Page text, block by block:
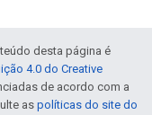
desta página é
4.0 do Creative
de acordo com a
aspolíticas do site do